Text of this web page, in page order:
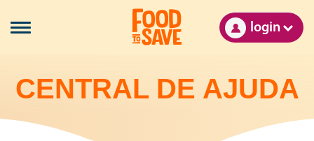
login
CENTRAL DE AJUDA